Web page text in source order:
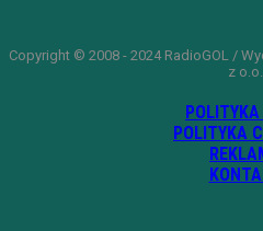
Copyright © 2008 - 2024 RadioGOL /
z o.o.
POLITYKA
POLITYKA